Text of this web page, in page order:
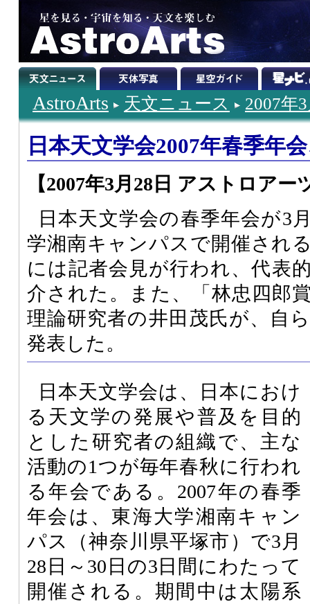
AstroArts 天文ニュース 2007年
日本天文学会2007年春季年
【2007年3月28日 アストロアー
日本天文学会の春季年会が3
学湘南キャンパスで開催され
には記者会見が行われ、代表
介された。また、「林忠四郎
理論研究者の井田茂氏が、自
発表した。
日本天文学会は、日本におけ
る天文学の発展や普及を目的
とした研究者の組織で、主な
活動の1つが毎年春秋に行われ
る年会である。2007年の春季
年会は、東海大学湘南キャン
パス（神奈川県平塚市）で3月
28日～30日の3日間にわたって
開催される。期間中は太陽系